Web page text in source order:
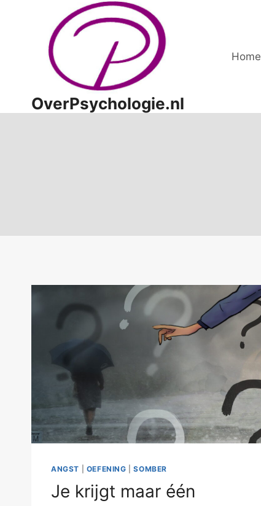
OverPsychologie.nl
Home
ANGST OEFENING |SOMBER
Je krijgt maar één